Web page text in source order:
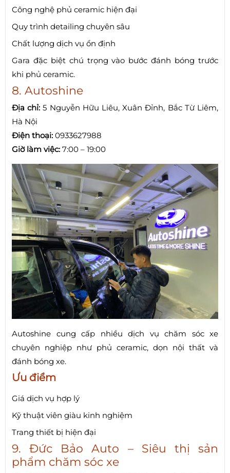
Công nghệ phủ ceramic hiện đại
Quy trình detailing chuyên sâu
Chất lượng dịch vụ ổn định
Gara đặc biệt chú trọng vào bước đánh bóng trước
khi phủ ceramic.
8. Autoshine
Địa chỉ: 5 Nguyễn Hữu Liêu, Xuân Đỉnh, Bắc Từ Liêm,
Hà Nội
Điện thoại: 0933627988
Giờ làm việc: 7:00 – 19:00
Autoshine cung cấp nhiều dịch vụ chăm sóc xe
chuyên nghiệp như phủ ceramic, dọn nội thất và
đánh bóng xe.
Ưu điểm
Giá dịch vụ hợp lý
Kỹ thuật viên giàu kinh nghiệm
Trang thiết bị hiện đại
9. Đức Bảo Auto – Siêu thị sản
phẩm chăm sóc xe